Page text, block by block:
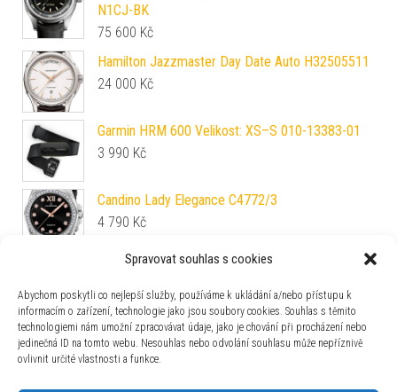
Spravovat souhlas s cookies
Abychom poskytli co nejlepší služby, používáme k ukládání a/nebo přístupu k
informacím o zařízení, technologie jako jsou soubory cookies. Souhlas s těmito
technologiemi nám umožní zpracovávat údaje, jako je chování při procházení nebo
jedinečná ID na tomto webu. Nesouhlas nebo odvolání souhlasu může nepříznivě
ovlivnit určité vlastnosti a funkce.
N1CJ-BK
75 600 Kč
Hamilton Jazzmaster Day Date Auto H32505511
24 000 Kč
Garmin HRM 600 Velikost: XS–S 010-13383-01
3 990 Kč
Candino Lady Elegance C4772/3
4 790 Kč
Náramek Orient KDCFGAA (pro model FSZ2F)
872Kč
Luminox Sea XS.3251.CB
13 790Kč